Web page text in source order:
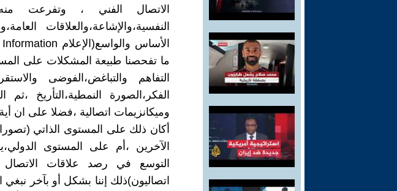
الاتصال الفني ، وتفرعت
النفسية،والإشاعة،والعلاقات
ما تفحصنا طبيعة المشكلات على
التفاهم والتباغض،الفوضى
الفكر،الصورة النمطية،التأريخ
أكان ذلك على المستوى الذاتي
الآخرين ،أم على المستوى
التوسع في رصد علاقات الاتصال
اتصاليون)ذلك إننا بشكل أو بآخر